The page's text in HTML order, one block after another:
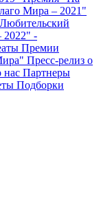
Мира – 2021"
2022" -
Премии
Пресс-релиз о
Партнеры
Подборки